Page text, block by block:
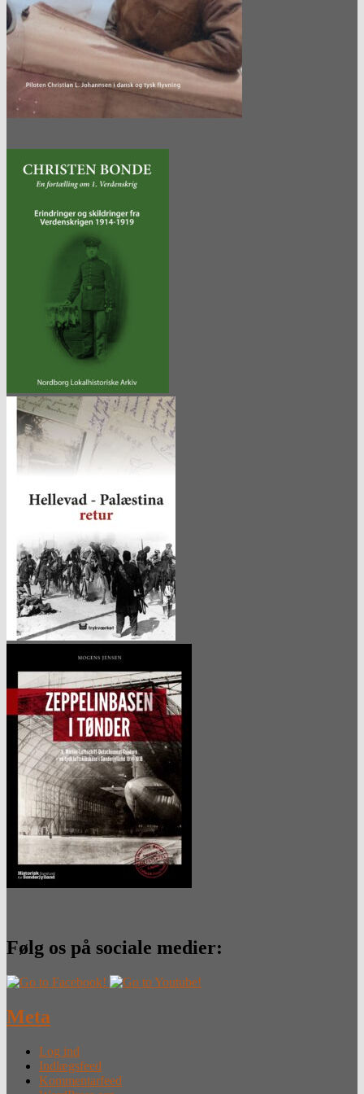
Følg os på sociale medier:
Meta
Log ind
Indlægsfeed
Kommentarfeed